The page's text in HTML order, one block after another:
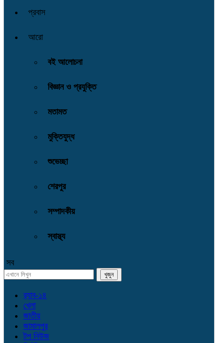
প্রবাস
আরো
বই আলোচনা
বিজ্ঞান ও প্রযুক্তি
মতামত
মুক্তিযুদ্ধ
শুভেচ্ছা
শেরপুর
সম্পাদকীয়
স্বাস্থ্য
সব
র‌্যাব-১৪
খেলা
জাতীয়
জামালপুর
টপ নিউজ